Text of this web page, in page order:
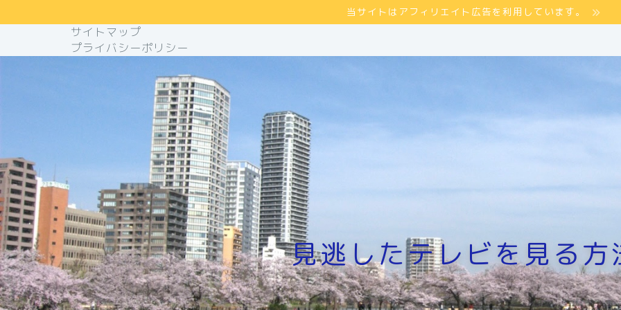
当サイトはアフィリエイト広告を利用しています。
サイトマップ
プライバシーポリシー
見逃したテレビを見る方